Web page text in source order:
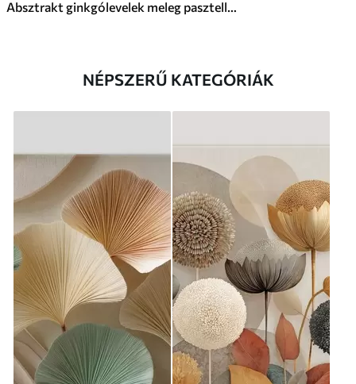
Absztrakt ginkgólevelek meleg pasztell színekben
NÉPSZERŰ KATEGÓRIÁK